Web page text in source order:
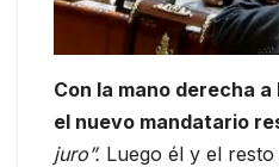
Con la mano derecha
el nuevo mandatario
juro”. Luego él y el